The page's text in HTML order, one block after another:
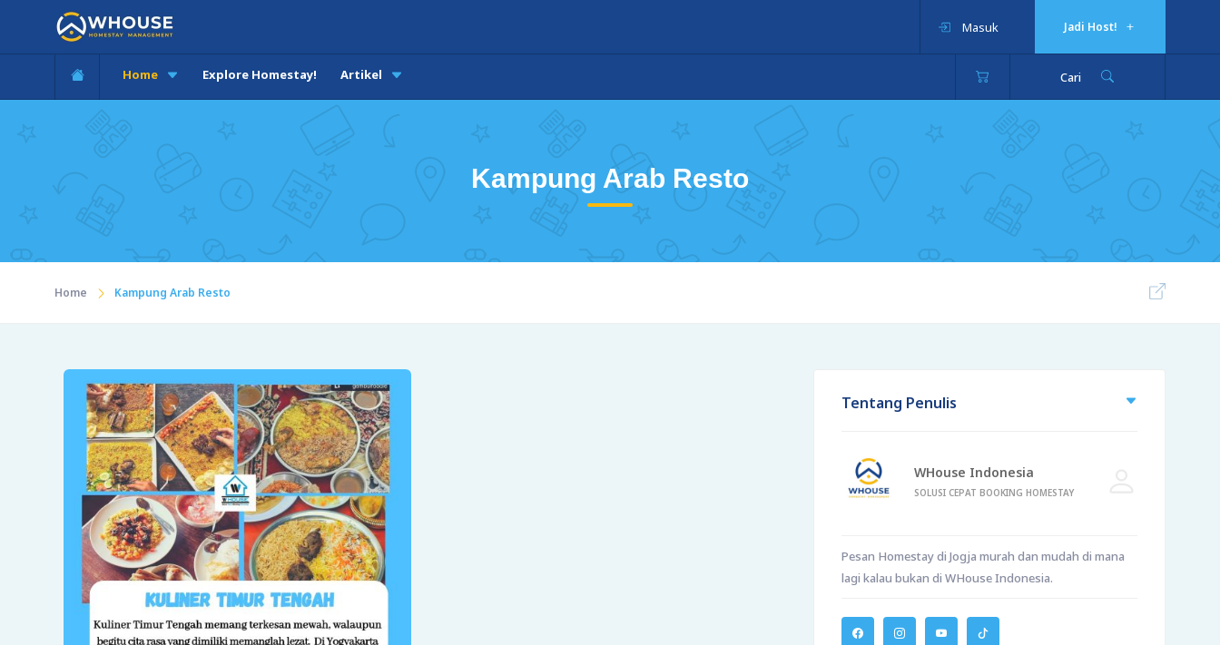
Jadi Host!
Masuk
Cari
Home Explore Homestay! Artikel
Kampung Arab Resto
Home Kampung Arab Resto
Tentang Penulis
WHouse Indonesia
SOLUSI CEPAT BOOKING HOMESTAY
Pesan Homestay di Jogja murah dan mudah di mana
lagi kalau bukan di WHouse Indonesia.